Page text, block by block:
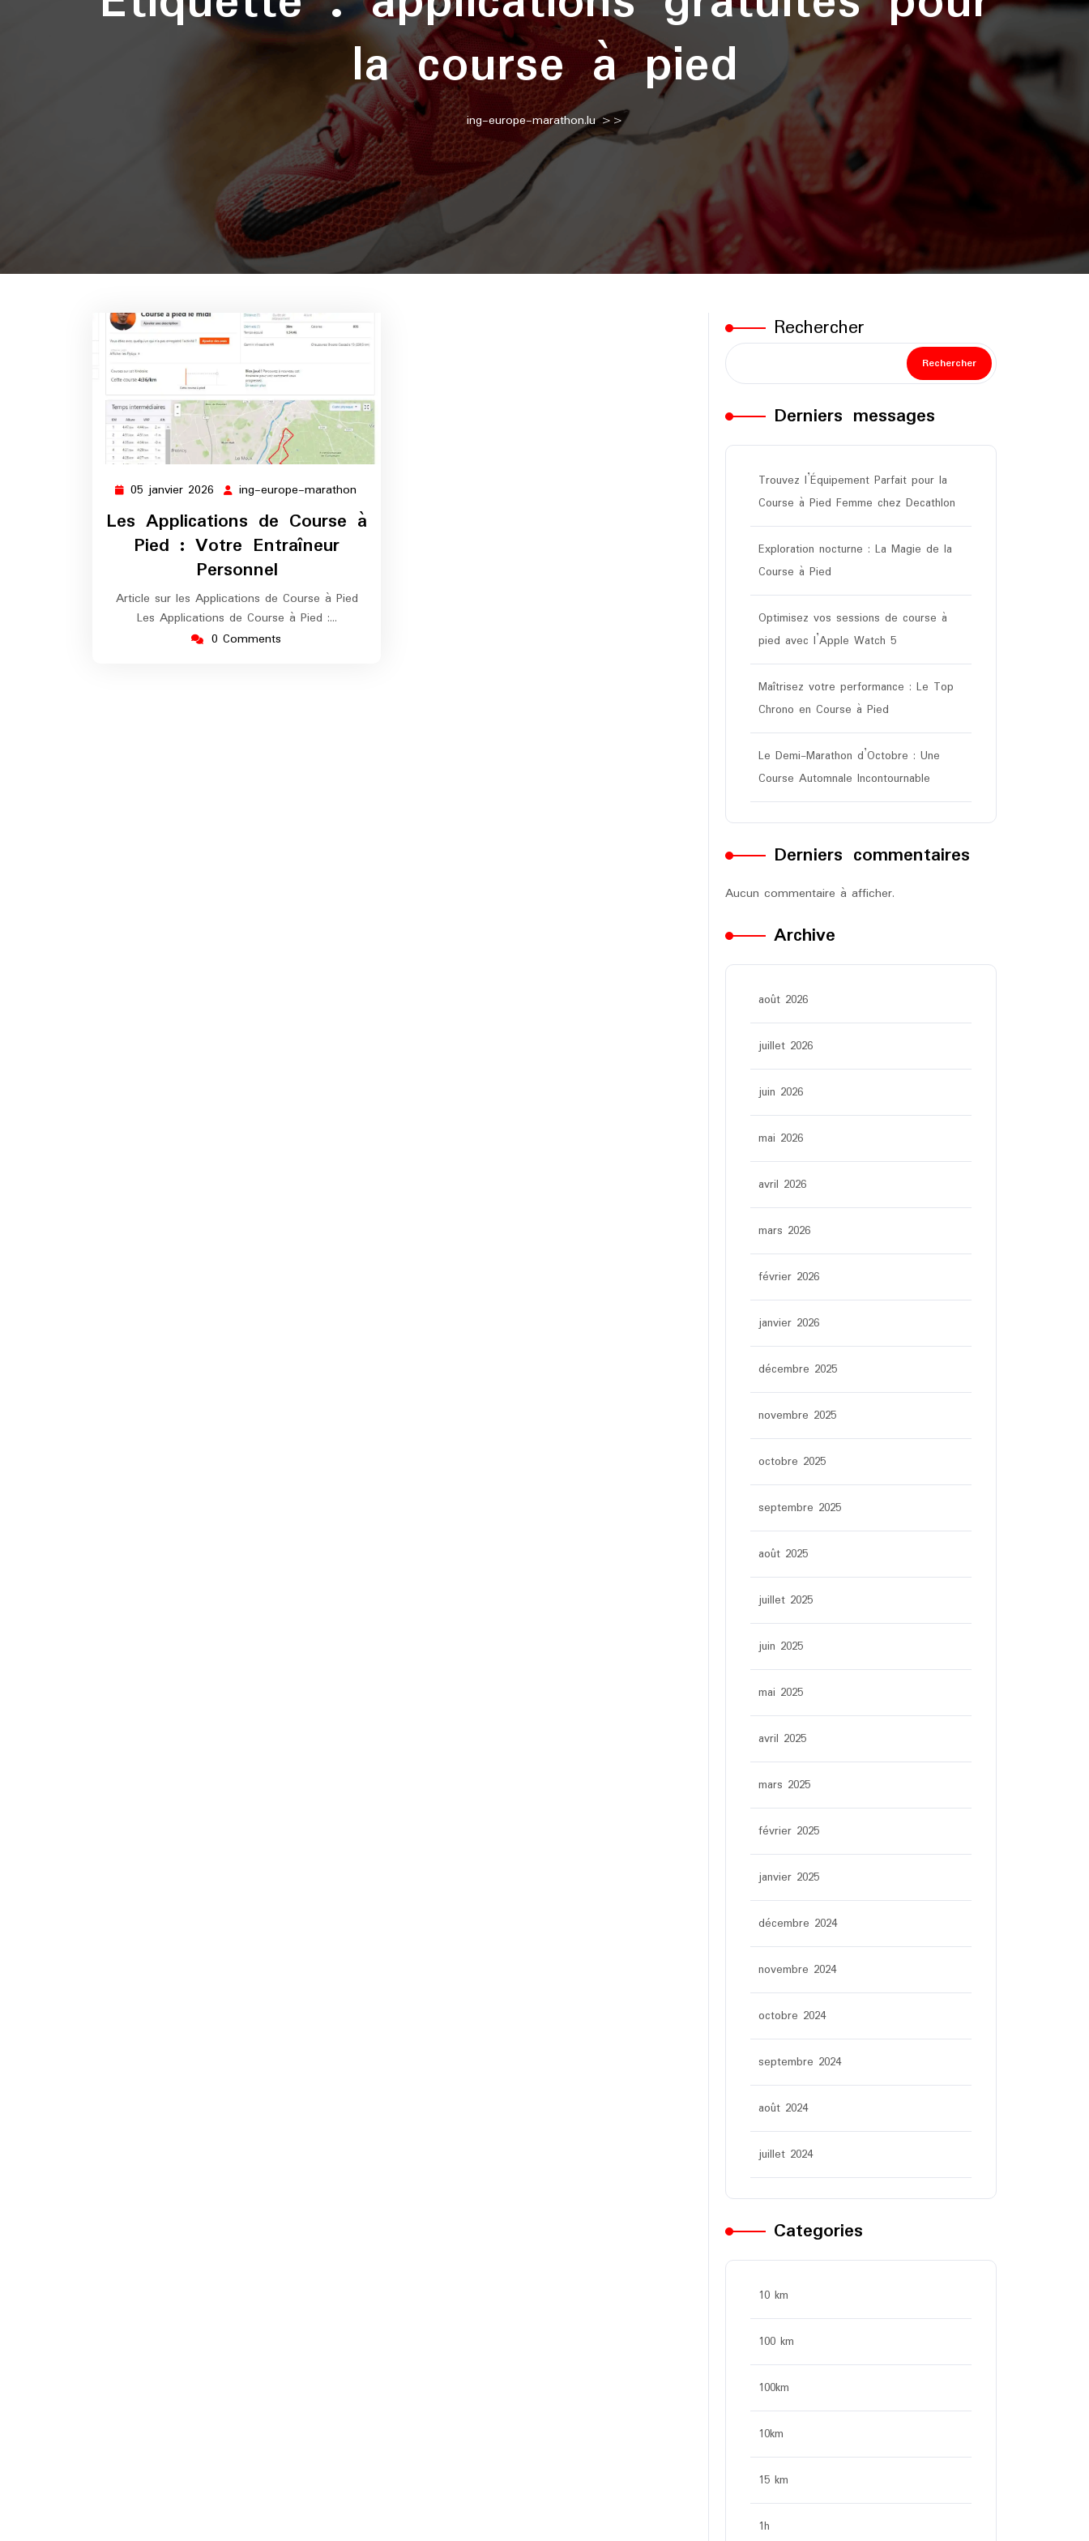
la course à pied
ing-europe-marathon.lu>>
05 janvier 2026 05
janvier
2026
ing-europe-marathon
europe-
marathon
Les Applications de Course à
Pied : Votre Entraîneur
Personnel
Article sur les Applications de Course à Pied
Les Applications de Course à Pied :…
0 Comments
Rechercher
Rechercher
Derniers messages
Trouvez l’Équipement Parfait pour la
Course à Pied Femme chez Decathlon
Exploration nocturne : La Magie de la
Course à Pied
Optimisez vos sessions de course à
pied avec l’Apple Watch 5
Maîtrisez votre performance : Le Top
Chrono en Course à Pied
Le Demi-Marathon d’Octobre : Une
Course Automnale Incontournable
Derniers commentaires
Aucun commentaire à afficher.
Archive
août 2026
juillet 2026
juin 2026
mai 2026
avril 2026
mars 2026
février 2026
janvier 2026
décembre 2025
novembre 2025
octobre 2025
septembre 2025
août 2025
juillet 2025
juin 2025
mai 2025
avril 2025
mars 2025
février 2025
janvier 2025
décembre 2024
novembre 2024
octobre 2024
septembre 2024
août 2024
juillet 2024
Categories
10 km
100 km
100km
10km
15 km
1h